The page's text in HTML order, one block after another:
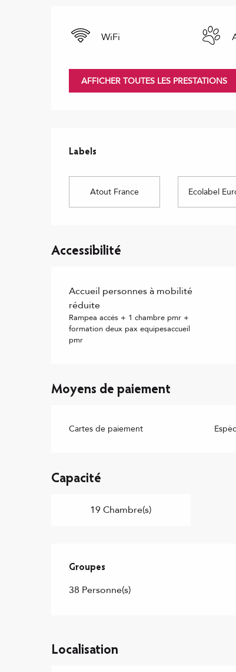
WiFi
AFFICHER TOUTES LES PRESTATIONS
Labels
Labels
Atout France Ecolabel
Accessibilité
Accueil personnes à mobilité
réduite
Rampea accés + 1 chambre pmr +
formation deux pax equipesaccueil
pmr
Moyens de paiement
Cartes de paiement
Capacité
19 Chambre(s)
Groupes
Groupes
38 Personne(s)
Localisation